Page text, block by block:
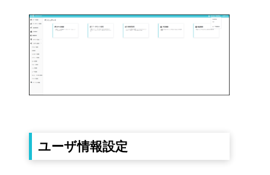
ユーザ情報設定